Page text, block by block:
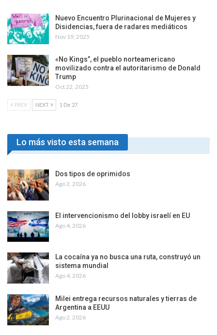
Nuevo Encuentro Plurinacional de Mujeres y
Disidencias, fuera de radares mediáticos
Nov 19, 2025
«No Kings”, el pueblo norteamericano
movilizado contra el autoritarismo de Donald
Trump
Oct 22, 2025
PREV NEXT 1 De 27
Lo más visto esta semana
Dos tipos de oprimidos
Ago 2, 2026
El intervencionismo del lobby israelí en EU
Ago 4, 2026
La cocaína ya no busca una ruta, construyó un
sistema mundial
Ago 4, 2026
Milei entrega recursos naturales y tierras de
Argentina a EEUU
Ago 2, 2026